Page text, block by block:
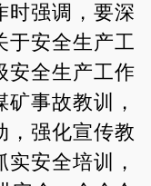
时强调，要深
于安全生产工
安全生产工作
事故教训，
，强化宣传教
安全培训，